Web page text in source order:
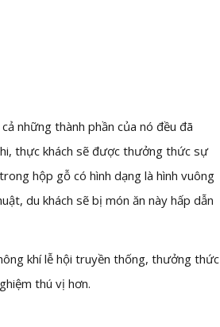
những thành phần của nó đều đã
thực khách sẽ được thưởng thức sự
hộp gỗ có hình dạng là hình vuông
du khách sẽ bị món ăn này hấp dẫn
khí lễ hội truyền thống, thưởng thức
thú vị hơn.